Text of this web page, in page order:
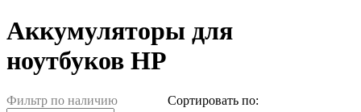
Аккумуляторы для
ноутбуков HP
Фильтр по наличию Сортировать по: